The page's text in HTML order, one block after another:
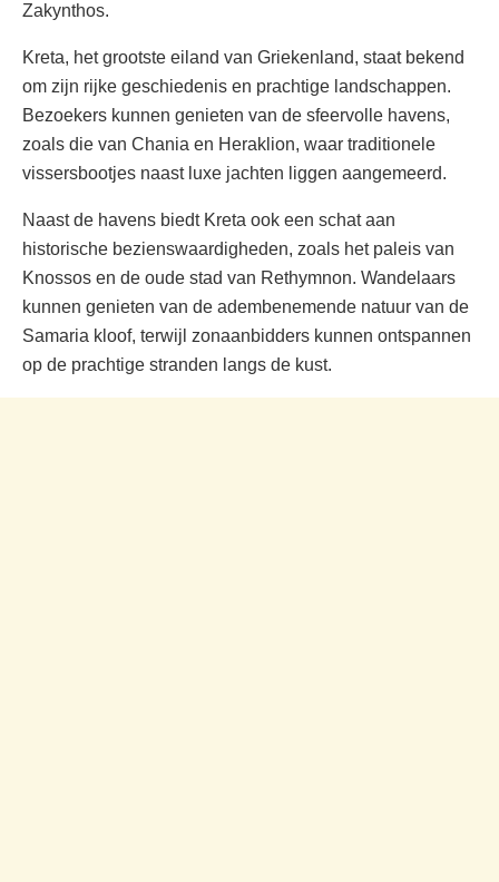
Zakynthos.
Kreta, het grootste eiland van Griekenland, staat bekend
om zijn rijke geschiedenis en prachtige landschappen.
Bezoekers kunnen genieten van de sfeervolle havens,
zoals die van Chania en Heraklion, waar traditionele
vissersbootjes naast luxe jachten liggen aangemeerd.
Naast de havens biedt Kreta ook een schat aan
historische bezienswaardigheden, zoals het paleis van
Knossos en de oude stad van Rethymnon. Wandelaars
kunnen genieten van de adembenemende natuur van de
Samaria kloof, terwijl zonaanbidders kunnen ontspannen
op de prachtige stranden langs de kust.